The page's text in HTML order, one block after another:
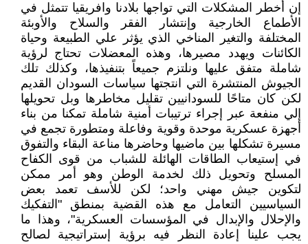
إن أخطر المشكلات التي تواجها بلادنا وافريقيا تتمثل في
الأطماع الخارجية وإنتشار الفقر والسلاح والأوبئة
المختلفة والتغير المناخي الذي يؤثر علي الطبيعة وحياة
الكائنات ويهدد مصيرها، وهذه المعضلات تحتاج لرؤية
شاملة متفق عليها ونلتزم جميعاً بتنفيذها، وكذلك تلك
الجيوش المنتشرة التي انتجتها سياسات السودان القديم
لكن كان متاحًا للسودانيين تقليل مخاطرها وبل تحويلها
إلي منفعة عبر إجراء ترتيبات أمنية شاملة تمكنا من بناء
أجهزة عسكرية موحدة وقوية وفاعلة ومتطورة تجمع في
مسيرة تشكلها بين ماضيها وحاضرها مناعة البقاء والتفوق
في إستيعاب الطاقات الهائلة للشباب من قوى الكفاح
المسلح وتحويل ذلك لخدمة الوطن وهو أمر ممكن
لتكوين جيش مهني واحد؛ لكن للأسف تعمد بعض
السياسيين التعامل مع هذه القضية بمنطق "التفكيك
والإحلال والإبدال في المؤسسات العسكرية"، وهذا ما
يجب علينا إعادة النظر فيه برؤية إستراتيجية لصالح